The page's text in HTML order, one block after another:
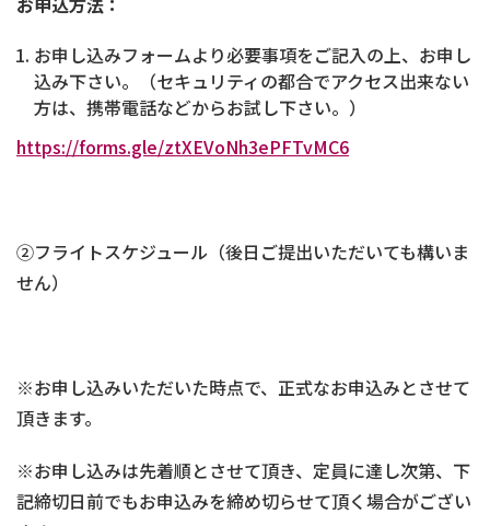
お申し込みフォームより必要事項をご記入の上、お申し
込み下さい。（セキュリティの都合でアクセス出来ない
方は、携帯電話などからお試し下さい。）
https://forms.gle/ztXEVoNh3ePFTvMC6
②フライトスケジュール（後日ご提出いただいても構いま
せん）
※お申し込みいただいた時点で、正式なお申込みとさせて
頂きます。
※お申し込みは先着順とさせて頂き、定員に達し次第、下
記締切日前でもお申込みを締め切らせて頂く場合がござい